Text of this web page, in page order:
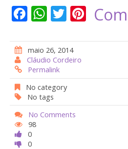
F
e
b
o
o
k
W
at
s
A
p
p
T
itt
er
Pi
er
st
maio 26, 2014
Cláudio Cordeiro
Permalink
No category
No tags
No Comments
98
0
0